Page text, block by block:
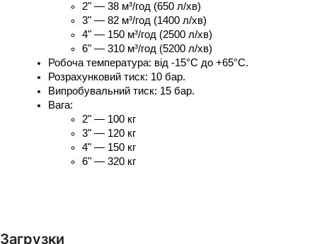
2" — 38 м³/год (650 л/хв)
3" — 82 м³/год (1400 л/хв)
4" — 150 м³/год (2500 л/хв)
6" — 310 м³/год (5200 л/хв)
Робоча температура: від -15°C до +65°C.
Розрахунковий тиск: 10 бар.
Випробувальний тиск: 15 бар.
Вага:
2" — 100 кг
3" — 120 кг
4" — 150 кг
6" — 320 кг
Загрузки